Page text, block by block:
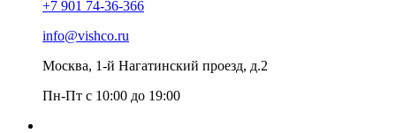
+7 901 74-36-366
info@vishco.ru
Москва, 1-й Нагатинский проезд, д.2
Пн-Пт с 10:00 до 19:00